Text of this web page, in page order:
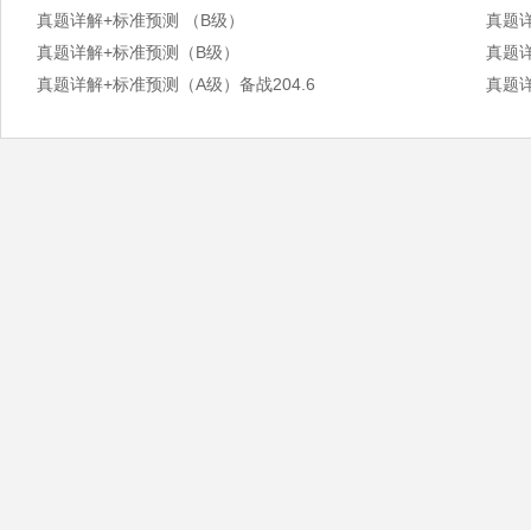
真题详解+标准预测 （B级）
真题
真题详解+标准预测（B级）
真题
真题详解+标准预测（A级）备战204.6
真题